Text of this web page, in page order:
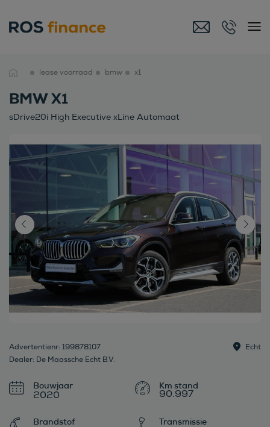
lease voorraad bmw x1
BMW X1
sDrive20i High Executive xLine Automaat
Advertentienr: 199878107
Dealer: De Maassche Echt B.V.
Echt
Bouwjaar
2020 90.997
Brandstof Transmissie